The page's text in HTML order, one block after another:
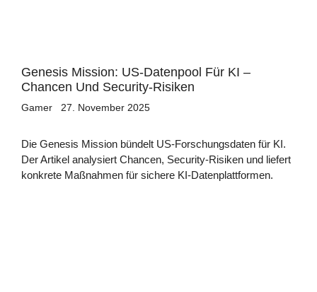
Genesis Mission: US-Datenpool Für KI –
Chancen Und Security-Risiken
Gamer 27. November 2025
Die Genesis Mission bündelt US-Forschungsdaten für KI.
Der Artikel analysiert Chancen, Security-Risiken und liefert
konkrete Maßnahmen für sichere KI-Datenplattformen.